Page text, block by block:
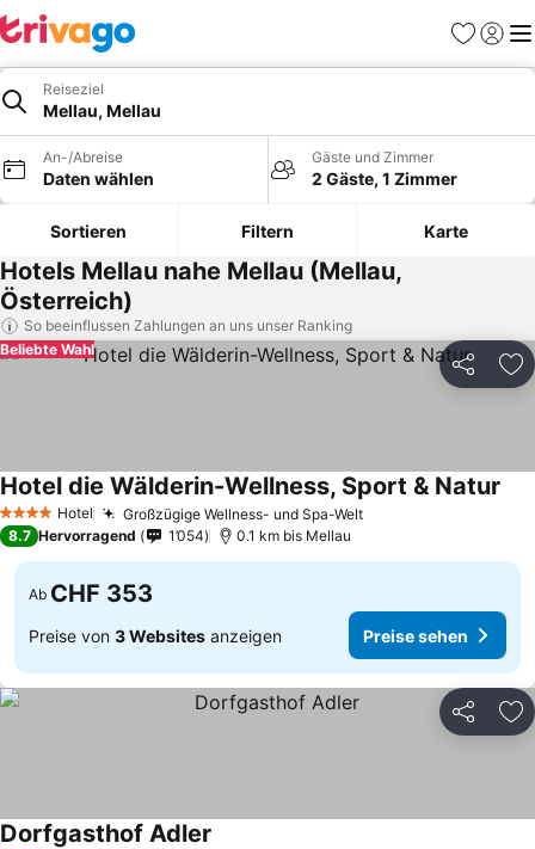
Favoriten
Reiseziel
Mellau, Mellau
An-/Abreise
Daten wählen
Gäste und Zimmer
2 Gäste, 1 Zimmer
Sortieren Filtern Karte
Hotels Mellau nahe Mellau (Mellau,
Österreich)
So beeinflussen Zahlungen an uns unser Ranking
Teilen
Beliebte Wahl
4 Sterne Hotel Großzügige Wellness- und Spa-Welt
Hotel die Wälderin-Wellness, Sport & Natur
8.7 Hervorragend 1’054 0.1 km bis Mellau
Ab CHF 353
Preise von 3 Websites anzeigen Preise sehen
Teilen
Dorfgasthof Adler